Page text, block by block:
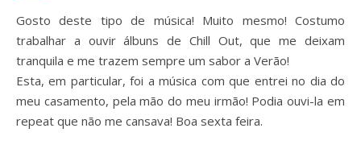
Gosto deste tipo de música! Muito mesmo! Costumo
trabalhar a ouvir álbuns de Chill Out, que me deixam
tranquila e me trazem sempre um sabor a Verão!
Esta, em particular, foi a música com que entrei no dia do
meu casamento, pela mão do meu irmão! Podia ouvi-la em
repeat que não me cansava! Boa sexta feira.